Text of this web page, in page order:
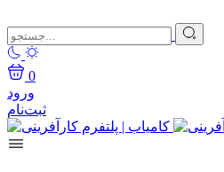
0
ورود
ثبت‌نام